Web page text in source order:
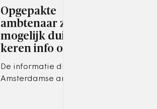
Opgepakte
ambtenaar zocht
mogelijk duizenden
keren info op
De informatie die de
Amsterdamse ambtenaar